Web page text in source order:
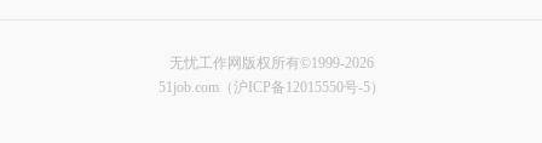
无忧工作网版权所有©1999-2026
51job.com（沪ICP备12015550号-5）